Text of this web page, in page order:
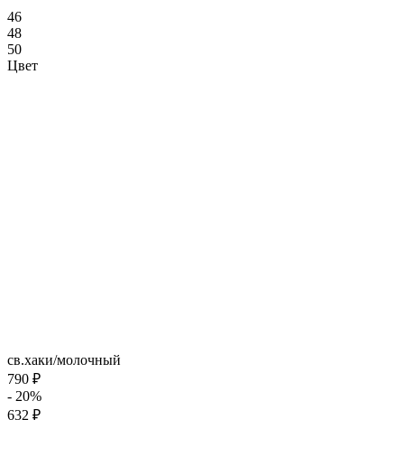
46
48
50
Цвет
св.хаки/молочный
790 ₽
- 20%
632 ₽